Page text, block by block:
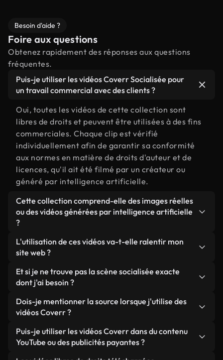
Besoin d'aide ?
Foire aux questions
Obtenez rapidement des réponses aux questions
fréquentes.
Puis-je utiliser les vidéos Coverr Socialisée pour
un travail commercial avec des clients ?
Oui, toutes les vidéos de cette collection sont
libres de droits et peuvent être utilisées à des fins
commerciales. Chaque clip est vérifié
individuellement afin de garantir sa conformité
aux normes en matière de droits d'auteur et de
licences, qu'il ait été filmé par un créateur ou
généré par intelligence artificielle.
Cette collection comprend-elle des images réelles
ou des vidéos générées par intelligence artificielle
?
Les deux. Il s'agit d'une bibliothèque hybride
composée de véritables images filmées par des
générées par IA. Chaque vidéo est clairement
identifiée afin que vous sachiez toujours ce que
vous utilisez.
L'utilisation de ces vidéos va-t-elle ralentir mon
site web ?
Sauf si vous choisissez nos versions optimisées.
Nous proposons des formats légers, prêts pour le
ils conservent une qualité élevée tout en
minimisant les temps de chargement et en
améliorant des indicateurs comme le LCP.
Et si je ne trouve pas la scène socialisée exacte
dont j'ai besoin ?
Vous pouvez en créer une instantanément avec
Coverr AI Studio. Il vous suffit de décrire la scène,
le Studio générera en quelques secondes une vidéo
personnalisée conforme à nos normes de licence.
Dois-je mentionner la source lorsque j'utilise des
vidéos Coverr ?
Aucune attribution n'est requise. Toutes les vidéos
de notre bibliothèque sont libres de droits et
Puis-je utiliser les vidéos Coverr dans du contenu
YouTube ou des publicités payantes ?
Oui. Toutes les séquences vidéo de Coverr peuvent